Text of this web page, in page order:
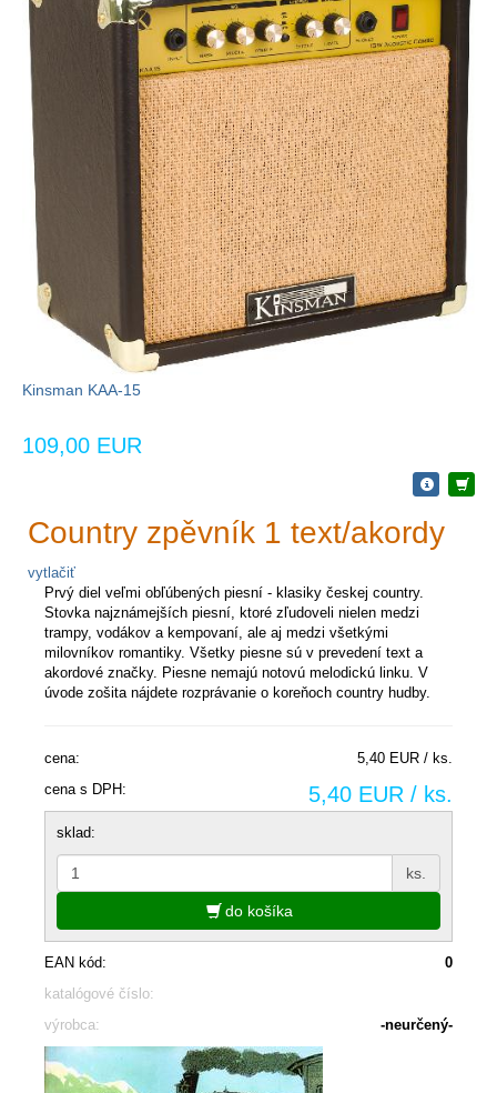
Kinsman KAA-15
109,00 EUR
Country zpěvník 1 text/akordy
vytlačiť
Prvý diel veľmi obľúbených piesní - klasiky českej country.
Stovka najznámejších piesní, ktoré zľudoveli nielen medzi
trampy, vodákov a kempovaní, ale aj medzi všetkými
milovníkov romantiky. Všetky piesne sú v prevedení text a
akordové značky. Piesne nemajú notovú melodickú linku. V
úvode zošita nájdete rozprávanie o koreňoch country hudby.
cena:
5,40 EUR / ks.
cena s DPH:
5,40 EUR / ks.
sklad:
ks.
do košíka
EAN kód:
0
katalógové číslo:
výrobca:
-neurčený-